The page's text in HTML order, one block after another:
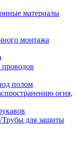
материалы
монтажа
полом
огня,
Трубы для защиты